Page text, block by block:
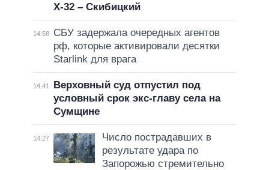
Х-32 – Скибицкий
14:58
СБУ задержала очередных агентов
рф, которые активировали десятки
Starlink для врага
14:41
Верховный суд отпустил под
условный срок экс-главу села на
Сумщине
14:27
Число пострадавших в
результате удара по
Запорожью стремительно